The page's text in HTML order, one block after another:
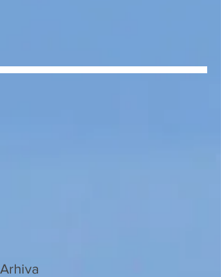
Arhiva